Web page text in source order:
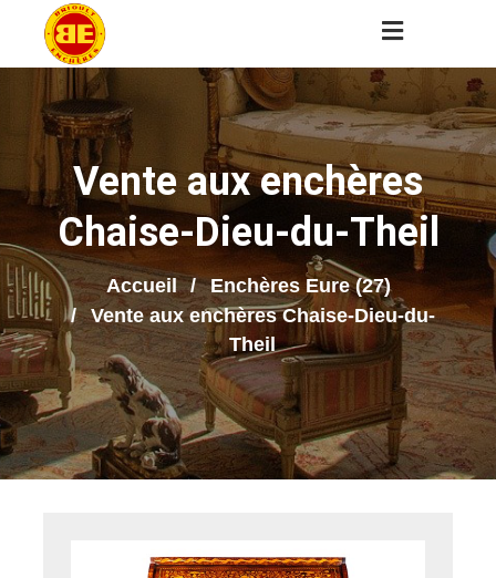
Vente aux enchères
Chaise-Dieu-du-Theil
Accueil
Enchères Eure (27)
Vente aux enchères Chaise-Dieu-du-
Theil